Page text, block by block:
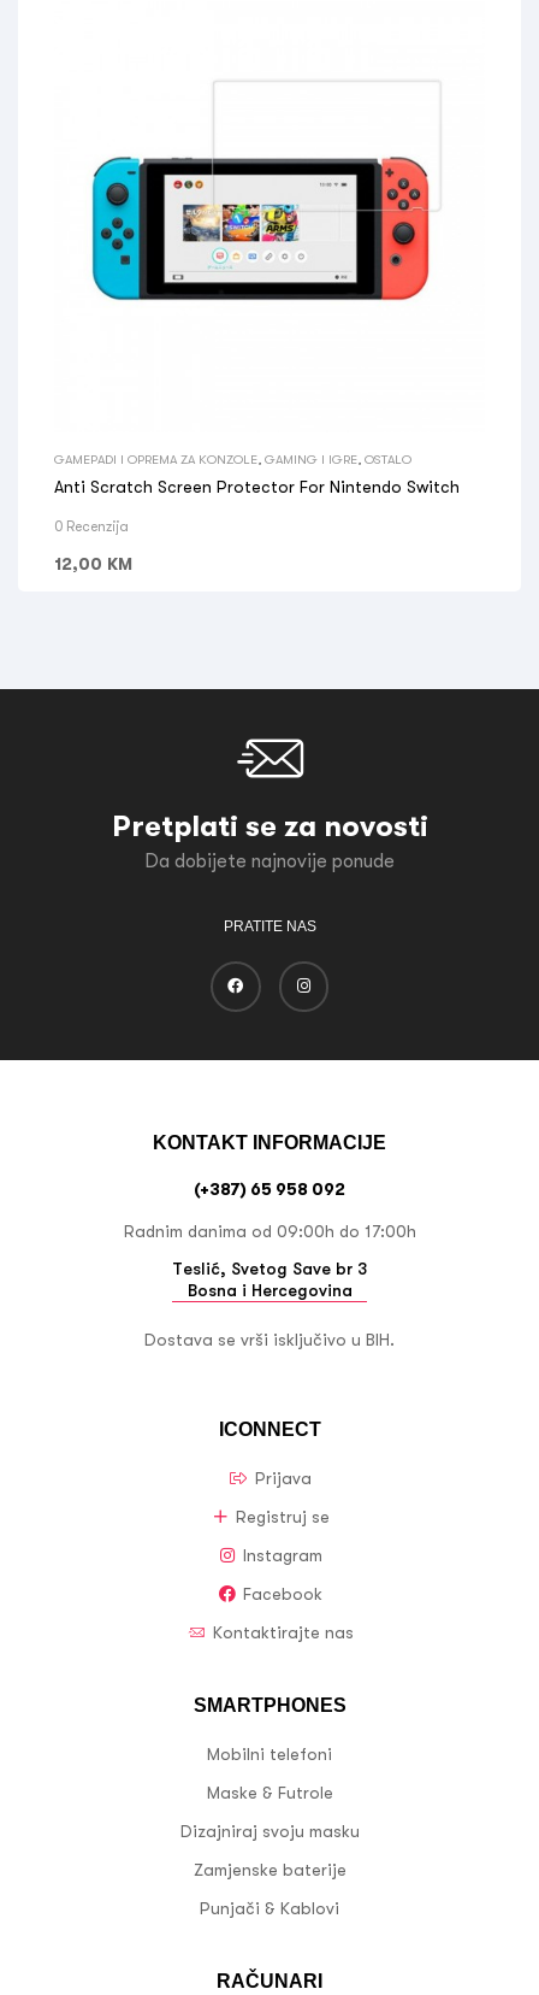
GAMEPADI I OPREMA ZA KONZOLE GAMING I IGRE OSTALO
Anti Scratch Screen Protector For Nintendo Switch
0 Recenzija
12,00 KM
Pretplati se za novosti
Da dobijete najnovije ponude
PRATITE NAS
ICONNECT
Prijava
Registruj se
Instagram
Facebook
Kontaktirajte nas
SMARTPHONES
Mobilni telefoni
Maske & Futrole
Dizajniraj svoju masku
Zamjenske baterije
Punjači & Kablovi
RAČUNARI
KONTAKT INFORMACIJE
(+387) 65 958 092
Radnim danima od 09:00h do 17:00h
Teslić, Svetog Save br 3
Bosna i Hercegovina
Dostava se vrši isključivo u BIH.